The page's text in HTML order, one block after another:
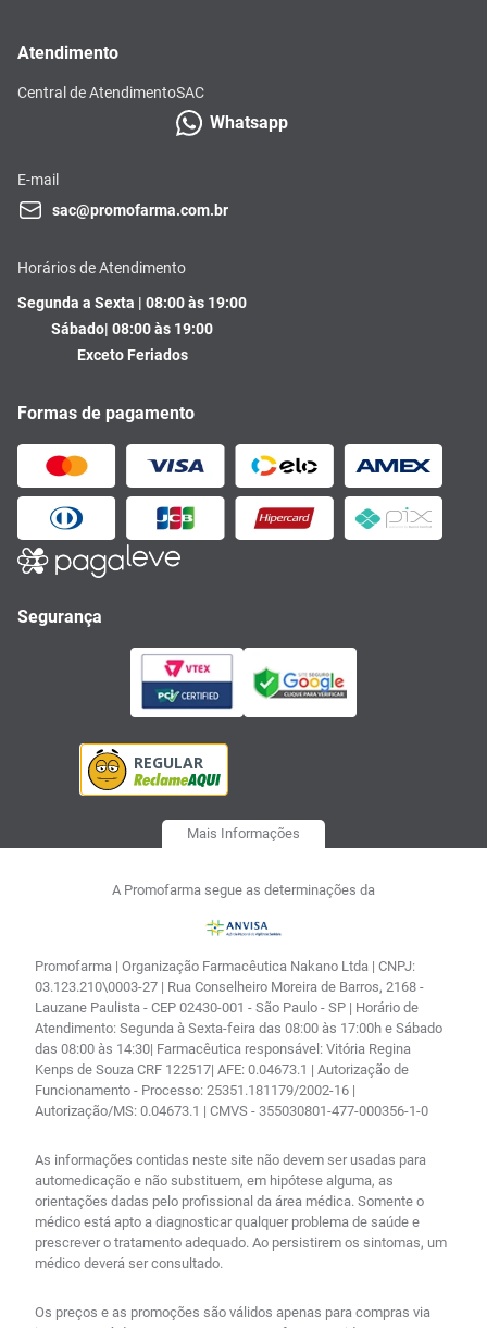
Atendimento
Central de AtendimentoSAC
Whatsapp
E-mail
sac@promofarma.com.br
Horários de Atendimento
Segunda a Sexta | 08:00 às 19:00
Sábado| 08:00 às 19:00
Exceto Feriados
Formas de pagamento
Segurança
Mais Informações
A Promofarma segue as determinações da
Promofarma | Organização Farmacêutica Nakano Ltda | CNPJ:
03.123.210\0003-27 | Rua Conselheiro Moreira de Barros, 2168 -
Lauzane Paulista - CEP 02430-001 - São Paulo - SP | Horário de
Atendimento: Segunda à Sexta-feira das 08:00 às 17:00h e Sábado
das 08:00 às 14:30| Farmacêutica responsável: Vitória Regina
Kenps de Souza CRF 122517| AFE: 0.04673.1 | Autorização de
Funcionamento - Processo: 25351.181179/2002-16 |
Autorização/MS: 0.04673.1 | CMVS - 355030801-477-000356-1-0
As informações contidas neste site não devem ser usadas para
automedicação e não substituem, em hipótese alguma, as
orientações dadas pelo profissional da área médica. Somente o
médico está apto a diagnosticar qualquer problema de saúde e
prescrever o tratamento adequado. Ao persistirem os sintomas, um
médico deverá ser consultado.
Os preços e as promoções são válidos apenas para compras via